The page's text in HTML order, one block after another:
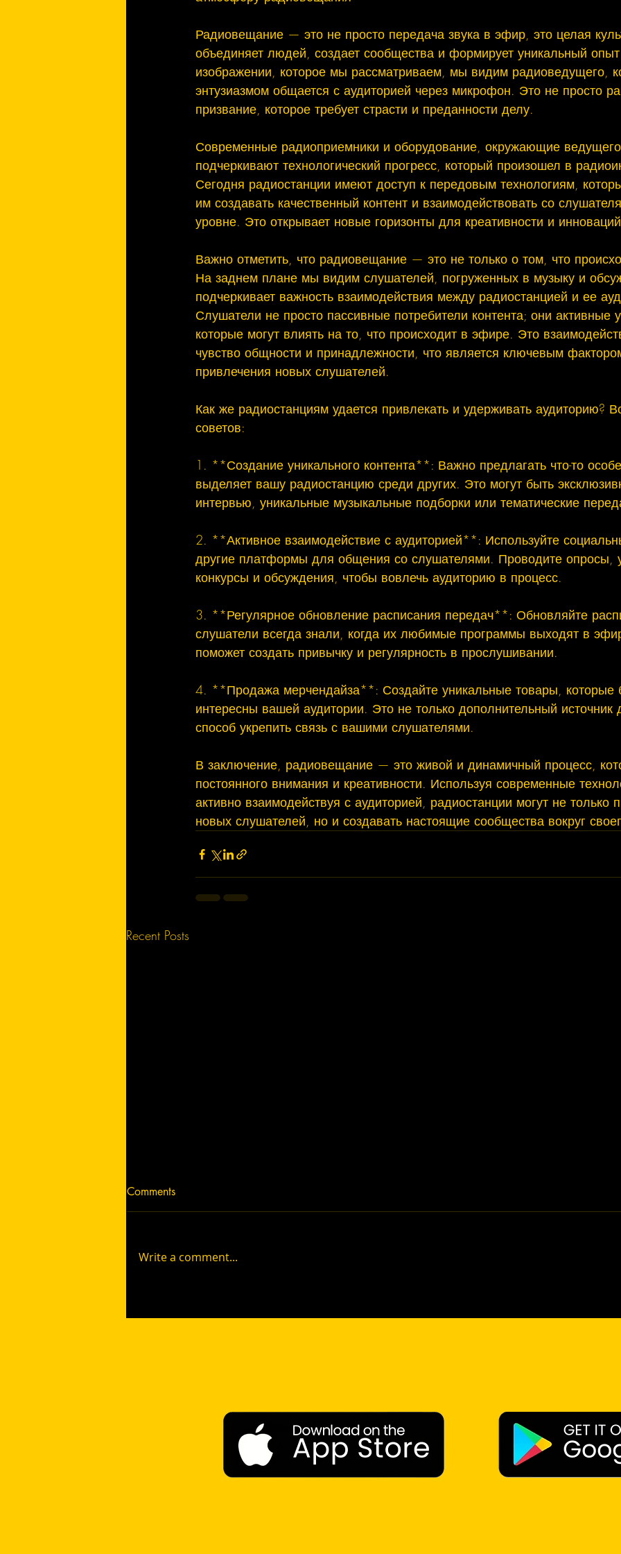
Радиовещание — это не просто передача звука в эфир, это целая
объединяет людей, создает сообщества и формирует уникальный
изображении, которое мы рассматриваем, мы видим радиоведущего,
энтузиазмом общается с аудиторией через микрофон. Это не просто
призвание, которое требует страсти и преданности делу.
Современные радиоприемники и оборудование, окружающие
подчеркивают технологический прогресс, который произошел в
Сегодня радиостанции имеют доступ к передовым технологиям,
им создавать качественный контент и взаимодействовать со
уровне. Это открывает новые горизонты для креативности и
Важно отметить, что радиовещание — это не только о том, что
На заднем плане мы видим слушателей, погруженных в музыку и
подчеркивает важность взаимодействия между радиостанцией и ее
Слушатели не просто пассивные потребители контента; они активные
которые могут влиять на то, что происходит в эфире. Это
чувство общности и принадлежности, что является ключевым
привлечения новых слушателей.
Как же радиостанциям удается привлекать и удерживать аудиторию?
советов:
1. **Создание уникального контента**: Важно предлагать что-то
выделяет вашу радиостанцию среди других. Это могут быть
интервью, уникальные музыкальные подборки или тематические
2. **Активное взаимодействие с аудиторией**: Используйте
другие платформы для общения со слушателями. Проводите опросы,
конкурсы и обсуждения, чтобы вовлечь аудиторию в процесс.
3. **Регулярное обновление расписания передач**: Обновляйте
слушатели всегда знали, когда их любимые программы выходят в
поможет создать привычку и регулярность в прослушивании.
4. **Продажа мерчендайза**: Создайте уникальные товары, которые
интересны вашей аудитории. Это не только дополнительный источник
способ укрепить связь с вашими слушателями.
В заключение, радиовещание — это живой и динамичный процесс,
постоянного внимания и креативности. Используя современные
активно взаимодействуя с аудиторией, радиостанции могут не только
новых слушателей, но и создавать настоящие сообщества вокруг
Recent Posts
the post title 2
**На изображении
радиоведущий в наушниках с
Comments
Write a comment...